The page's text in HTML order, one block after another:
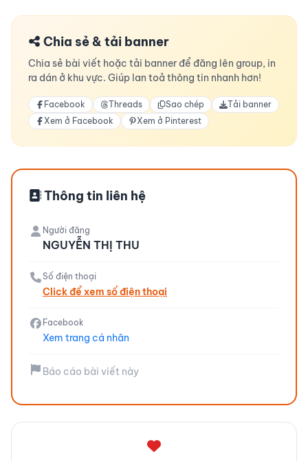
Chia sẻ & tải banner
Chia sẻ bài viết hoặc tải banner để đăng lên group, in
ra dán ở khu vực. Giúp lan toả thông tin nhanh hơn!
Facebook Threads Sao chép
Tải banner
Xem ở Facebook
Xem ở Pinterest
Thông tin liên hệ
Người đăng
NGUYỄN THỊ THU
Số điện thoại
Click để xem số điện thoại
Facebook
Xem trang cá nhân
Báo cáo bài viết này